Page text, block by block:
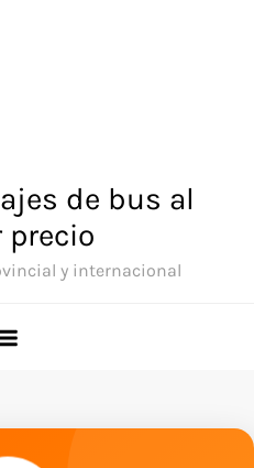
de bus al
precio
y internacional